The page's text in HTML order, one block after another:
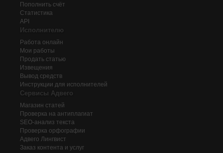
Пополнить счёт
Статистика
API
Исполнителю
Работа онлайн
Мои работы
Продать статью
Извещения
Вывод средств
Инструкции для исполнителей
Сервисы Адвего
Магазин статей
Проверка на антиплагиат
SEO-анализ текста
Проверка орфографии
Адвего Лингвист
Заказ контента и услуг